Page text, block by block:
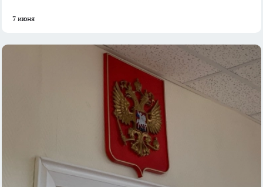
7 июня